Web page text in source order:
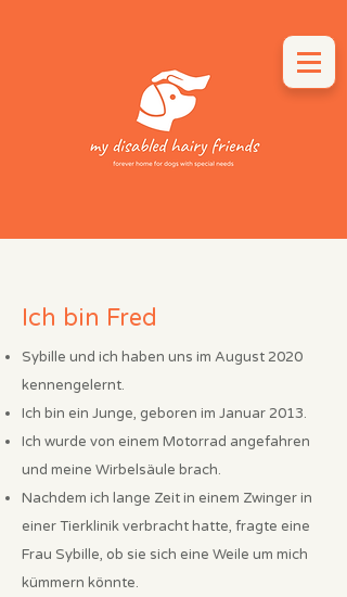
Ich bin Fred
Sybille und ich haben uns im August 2020
kennengelernt.
Ich bin ein Junge, geboren im Januar 2013.
Ich wurde von einem Motorrad angefahren
und meine Wirbelsäule brach.
Nachdem ich lange Zeit in einem Zwinger in
einer Tierklinik verbracht hatte, fragte eine
Frau Sybille, ob sie sich eine Weile um mich
kümmern könnte.